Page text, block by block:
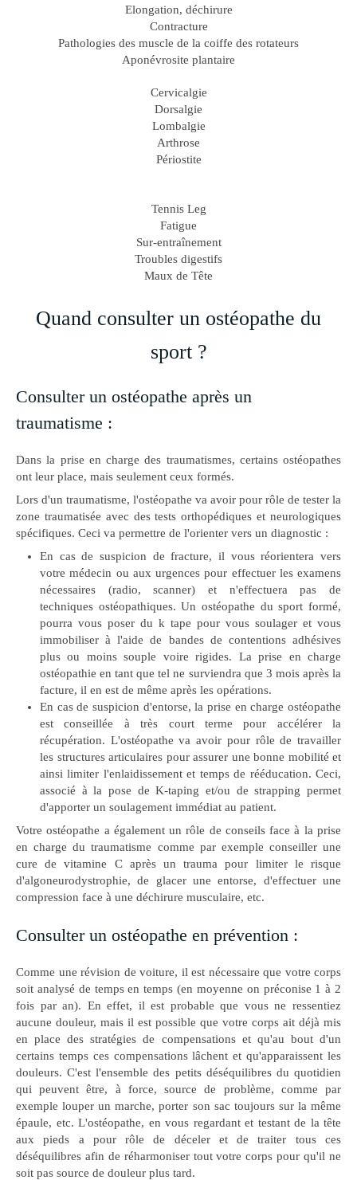
Elongation, déchirure
Contracture
Pathologies des muscle de la coiffe des rotateurs
Aponévrosite plantaire
Cervicalgie
Dorsalgie
Lombalgie
Arthrose
Périostite
Tennis Leg
Fatigue
Sur-entraînement
Troubles digestifs
Maux de Tête
Quand consulter un ostéopathe du
sport ?
Consulter un ostéopathe après un
traumatisme :
Dans la prise en charge des traumatismes, certains ostéopathes
ont leur place, mais seulement ceux formés.
Lors d'un traumatisme, l'ostéopathe va avoir pour rôle de tester la
zone traumatisée avec des tests orthopédiques et neurologiques
spécifiques. Ceci va permettre de l'orienter vers un diagnostic :
En cas de suspicion de fracture, il vous réorientera vers
votre médecin ou aux urgences pour effectuer les examens
nécessaires (radio, scanner) et n'effectuera pas de
techniques ostéopathiques. Un ostéopathe du sport formé,
pourra vous poser du k tape pour vous soulager et vous
immobiliser à l'aide de bandes de contentions adhésives
plus ou moins souple voire rigides. La prise en charge
ostéopathie en tant que tel ne surviendra que 3 mois après la
facture, il en est de même après les opérations.
En cas de suspicion d'entorse, la prise en charge ostéopathe
est conseillée à très court terme pour accélérer la
récupération. L'ostéopathe va avoir pour rôle de travailler
les structures articulaires pour assurer une bonne mobilité et
ainsi limiter l'enlaidissement et temps de rééducation. Ceci,
associé à la pose de K-taping et/ou de strapping permet
d'apporter un soulagement immédiat au patient.
Votre ostéopathe a également un rôle de conseils face à la prise
en charge du traumatisme comme par exemple conseiller une
cure de vitamine C après un trauma pour limiter le risque
d'algoneurodystrophie, de glacer une entorse, d'effectuer une
compression face à une déchirure musculaire, etc.
Consulter un ostéopathe en prévention :
Comme une révision de voiture, il est nécessaire que votre corps
soit analysé de temps en temps (en moyenne on préconise 1 à 2
fois par an). En effet, il est probable que vous ne ressentiez
aucune douleur, mais il est possible que votre corps ait déjà mis
en place des stratégies de compensations et qu'au bout d'un
certains temps ces compensations lâchent et qu'apparaissent les
douleurs. C'est l'ensemble des petits déséquilibres du quotidien
qui peuvent être, à force, source de problème, comme par
exemple louper un marche, porter son sac toujours sur la même
épaule, etc. L'ostéopathe, en vous regardant et testant de la tête
aux pieds a pour rôle de déceler et de traiter tous ces
déséquilibres afin de réharmoniser tout votre corps pour qu'il ne
soit pas source de douleur plus tard.